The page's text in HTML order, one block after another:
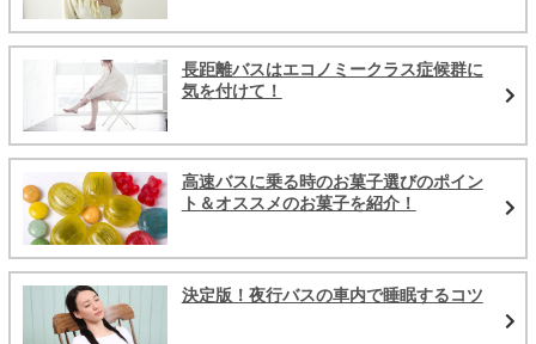
長距離バスはエコノミークラス症候群に
気を付けて！
高速バスに乗る時のお菓子選びのポイン
ト＆オススメのお菓子を紹介！
決定版！夜行バスの車内で睡眠するコツ